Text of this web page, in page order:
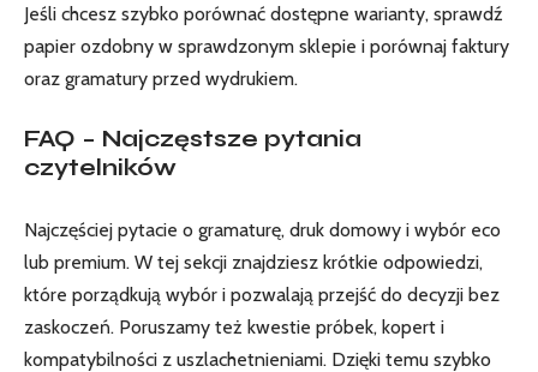
Jeśli chcesz szybko porównać dostępne warianty, sprawdź
papier ozdobny w sprawdzonym sklepie i porównaj faktury
oraz gramatury przed wydrukiem.
FAQ – Najczęstsze pytania
czytelników
Najczęściej pytacie o gramaturę, druk domowy i wybór eco
lub premium. W tej sekcji znajdziesz krótkie odpowiedzi,
które porządkują wybór i pozwalają przejść do decyzji bez
zaskoczeń. Poruszamy też kwestie próbek, kopert i
kompatybilności z uszlachetnieniami. Dzięki temu szybko